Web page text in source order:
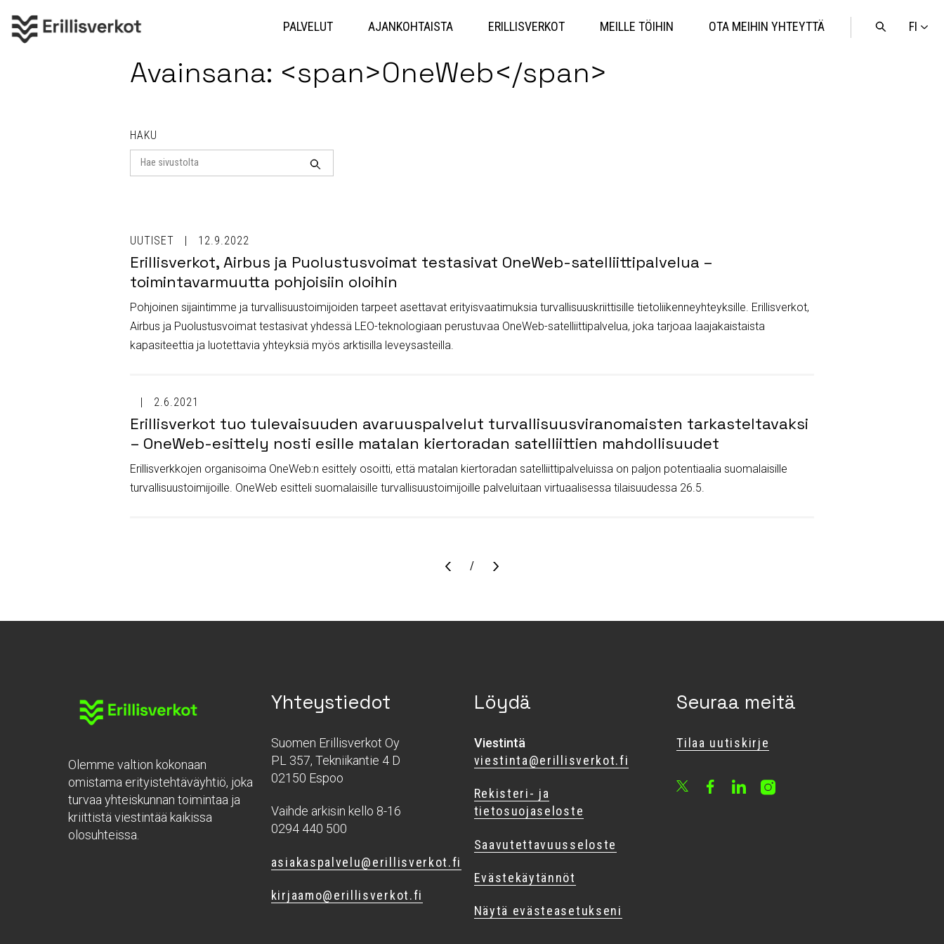
sisältöön
FI
Avaa
PALVELUT AJANKOHTAISTA ERILLISVERKOT MEILLE TÖIHIN OTA MEIHIN YHTEYTTÄ
Avainsana: <span>OneWeb</span>
HAKU
Search
for
Haku
UUTISET 12.9.2022
Erillisverkot, Airbus ja Puolustusvoimat testasivat OneWeb-satelliittipalvelua –
toimintavarmuutta pohjoisiin oloihin
Pohjoinen sijaintimme ja turvallisuustoimijoiden tarpeet asettavat erityisvaatimuksia turvallisuuskriittisille tietoliikenneyhteyksille. Erillisverkot,
Airbus ja Puolustusvoimat testasivat yhdessä LEO-teknologiaan perustuvaa OneWeb-satelliittipalvelua, joka tarjoaa laajakaistaista
kapasiteettia ja luotettavia yhteyksiä myös arktisilla leveysasteilla.
2.6.2021
Erillisverkot tuo tulevaisuuden avaruuspalvelut turvallisuusviranomaisten tarkasteltavaksi
– OneWeb-esittely nosti esille matalan kiertoradan satelliittien mahdollisuudet
Erillisverkkojen organisoima OneWeb:n esittely osoitti, että matalan kiertoradan satelliittipalveluissa on paljon potentiaalia suomalaisille
turvallisuustoimijoille. OneWeb esitteli suomalaisille turvallisuustoimijoille palveluitaan virtuaalisessa tilaisuudessa 26.5.
Sivu
/
Olemme valtion kokonaan
omistama erityistehtäväyhtiö, joka
turvaa yhteiskunnan toimintaa ja
kriittistä viestintää kaikissa
olosuhteissa.
Yhteystiedot
Suomen Erillisverkot Oy
PL 357, Tekniikantie 4 D
02150 Espoo
Vaihde arkisin kello 8-16
0294 440 500
asiakaspalvelu@erillisverkot.fi
kirjaamo@erillisverkot.fi
Löydä
Viestintä
viestinta@erillisverkot.fi
Rekisteri- ja
tietosuojaseloste
Saavutettavuusseloste
Evästekäytännöt
Näytä evästeasetukseni
Seuraa meitä
Tilaa uutiskirje
FacebookLinkedInInstagram